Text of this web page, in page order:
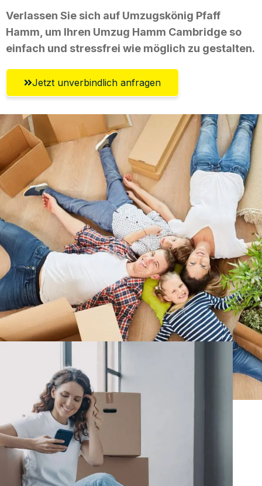
Verlassen Sie sich auf Umzugskönig Pfaff
Hamm, um Ihren Umzug Hamm Cambridge so
einfach und stressfrei wie möglich zu gestalten.
Jetzt unverbindlich anfragen